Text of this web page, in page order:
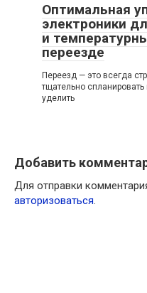
Оптимальная
электроники
и
переезде
Переезд — это всегда
тщательно
уделить
Добавить
Для отправки
авторизоваться